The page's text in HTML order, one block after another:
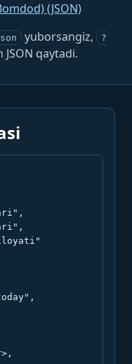
(JSON)
yuborsangiz,
?
qaytadi.